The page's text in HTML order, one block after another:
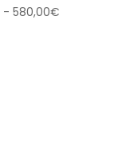
- 580,00€